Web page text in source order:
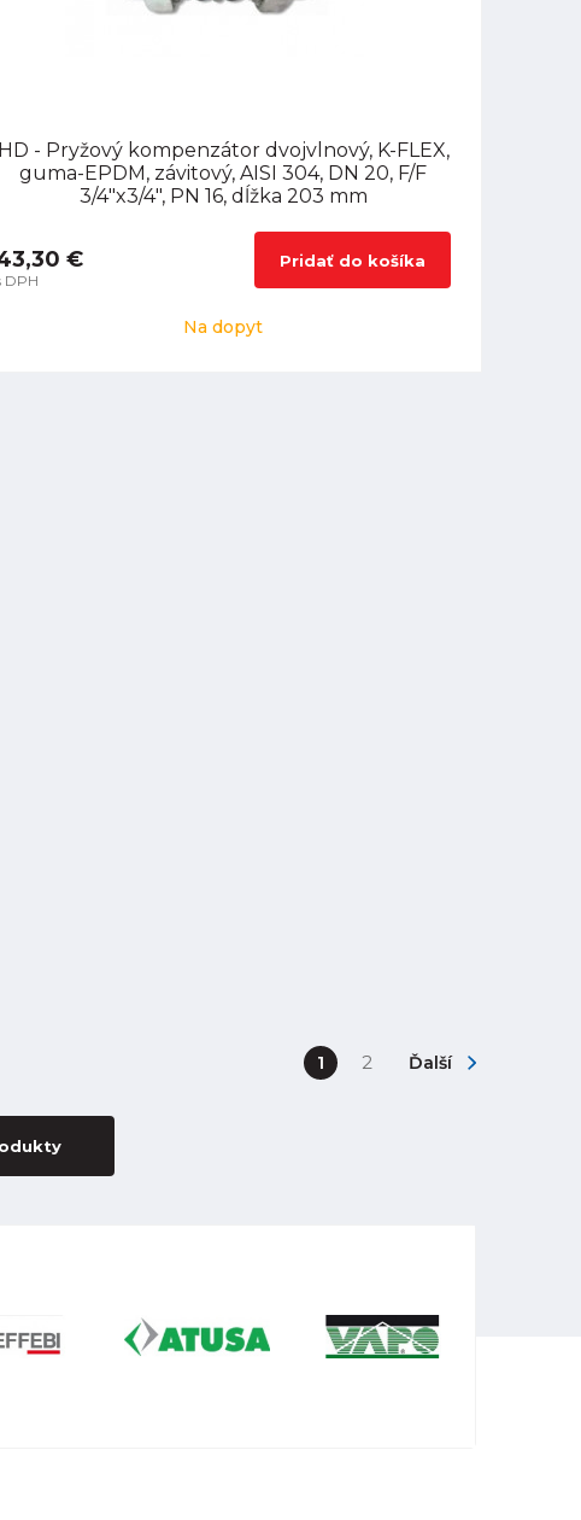
HD - Pryžový kompenzátor dvojvlnový, K-FLEX,
guma-EPDM, závitový, AISI 304, DN 20, F/F
3/4"x3/4", PN 16, dĺžka 203 mm
€
DPH
Pridať do košíka
Na dopyt
1 2 Ďalší